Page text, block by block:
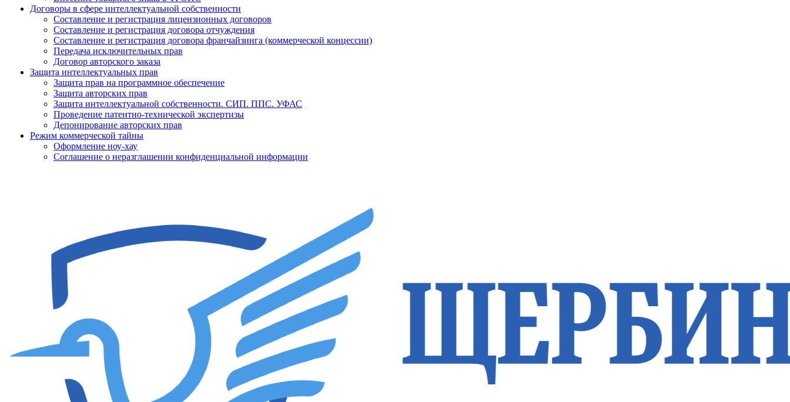
Договоры в сфере интеллектуальной собственности
Составление и регистрация лицензионных договоров
Составление и регистрация договора отчуждения
Составление и регистрация договора франчайзинга (коммерческой концессии)
Передача исключительных прав
Договор авторского заказа
Защита интеллектуальных прав
Защита прав на программное обеспечение
Защита авторских прав
Защита интеллектуальной собственности. СИП. ППС. УФАС
Проведение патентно-технической экспертизы
Депонирование авторских прав
Режим коммерческой тайны
Оформление ноу-хау
Соглашение о неразглашении конфиденциальной информации